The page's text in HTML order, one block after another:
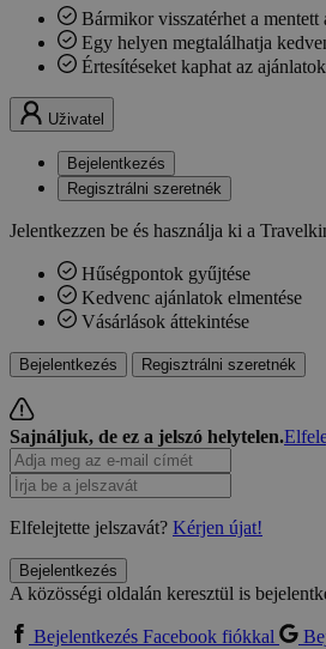
Bármikor visszatérhet a mentett
Egy helyen megtalálhatja
Értesítéseket kaphat az
Uživatel
Bejelentkezés
Regisztrálni szeretnék
Jelentkezzen be és használja ki a
Hűségpontok gyűjtése
Kedvenc ajánlatok elmentése
Vásárlások áttekintése
Bejelentkezés Regisztrálni szeretnék
Sajnáljuk, de ez a jelszó helytelen.
Elfelejtette jelszavát? Kérjen újat!
Bejelentkezés
A közösségi oldalán keresztül is
Bejelentkezés Facebook fiókkal